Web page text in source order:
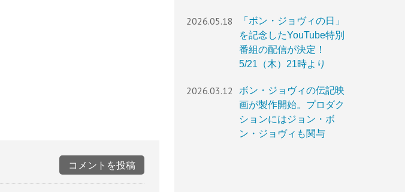
コメントを投稿
2026.05.18
「ボン・ジョヴィの日」
を記念したYouTube特別
番組の配信が決定！
5/21（木）21時より
2026.03.12
ボン・ジョヴィの伝記映
画が製作開始。プロダク
ションにはジョン・ボ
ン・ジョヴィも関与